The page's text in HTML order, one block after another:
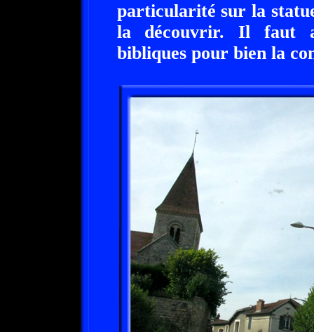
particularité sur la
la découvrir. Il faut
bibliques pour bien la